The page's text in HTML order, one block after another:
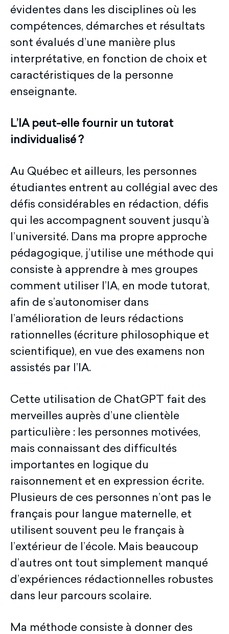
évidentes dans les disciplines où les
compétences, démarches et résultats
sont évalués d’une manière plus
interprétative, en fonction de choix et
caractéristiques de la personne
enseignante.
L’IA peut-elle fournir un tutorat
individualisé?
Au Québec et ailleurs, les personnes
étudiantes entrent au collégial avec des
défis considérables en rédaction, défis
qui les accompagnent souvent jusqu’à
l’université. Dans ma propre approche
pédagogique, j’utilise une méthode qui
consiste à apprendre à mes groupes
comment utiliser l’IA, en mode tutorat,
afin de s’autonomiser dans
l’amélioration de leurs rédactions
rationnelles (écriture philosophique et
scientifique), en vue des examens non
assistés par l’IA.
Cette utilisation de ChatGPT fait des
merveilles auprès d’une clientèle
particulière : les personnes motivées,
mais connaissant des difficultés
importantes en logique du
raisonnement et en expression écrite.
Plusieurs de ces personnes n’ont pas le
français pour langue maternelle, et
utilisent souvent peu le français à
l’extérieur de l’école. Mais beaucoup
d’autres ont tout simplement manqué
d’expériences rédactionnelles robustes
dans leur parcours scolaire.
Ma méthode consiste à donner des